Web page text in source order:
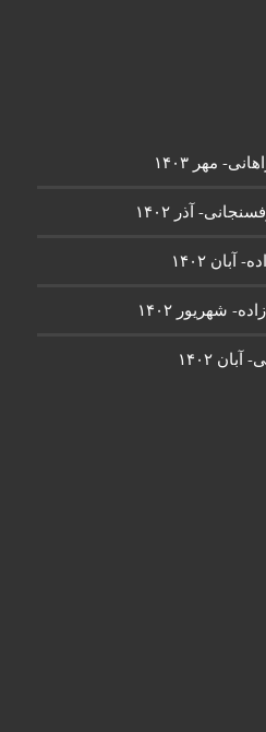
مهر ۱۴۰۳
آذر ۱۴۰۲
۱۴۰۲
۱۴۰۲
۱۴۰۲